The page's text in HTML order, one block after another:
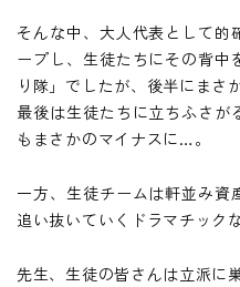
そんな中、大人代表として的
ープし、生徒たちにその背中
り隊」でしたが、後半にまさ
最後は生徒たちに立ちふさが
もまさかのマイナスに…。
一方、生徒チームは軒並み資
追い抜いていくドラマチック
先生、生徒の皆さんは立派に